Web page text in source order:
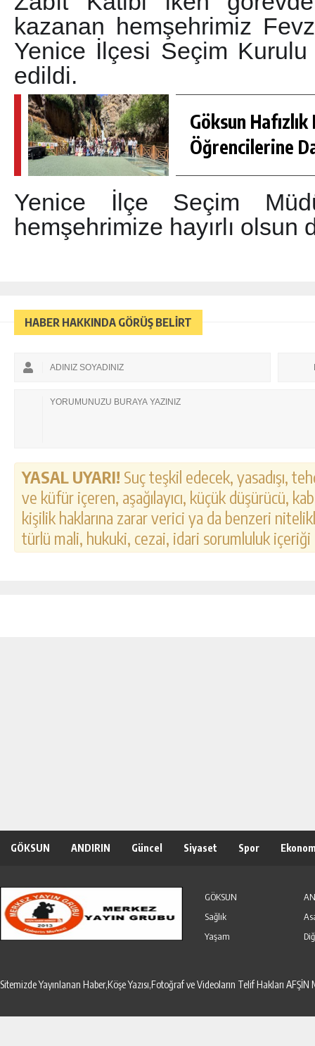
kazanan hemşehrimiz
Yenice İlçesi Seçim
edildi.
Göksun Hafızlık
Öğrencilerine
Yenice İlçe Seçim
hemşehrimize hayırlı olsun
HABER HAKKINDA GÖRÜŞ BELİRT
YASAL UYARI! Suç teşkil edecek, yasadışı,
ve küfür içeren, aşağılayıcı, küçük düşürücü,
kişilik haklarına zarar verici ya da benzeri
türlü mali, hukuki, cezai, idari sorumluluk
GÖKSUN ANDIRIN Güncel Siyaset Spor
GÖKSUN
Sağlık
Yaşam
Sitemizde Yayınlanan Haber,Köşe Yazısı,Fotoğraf ve Videoların Telif Hakları